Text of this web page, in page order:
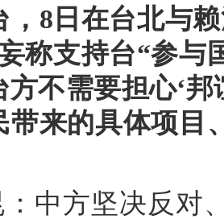
，8日在台北与
称支持台“参与
方不需要担心‘
带来的具体项目
中方坚决反对